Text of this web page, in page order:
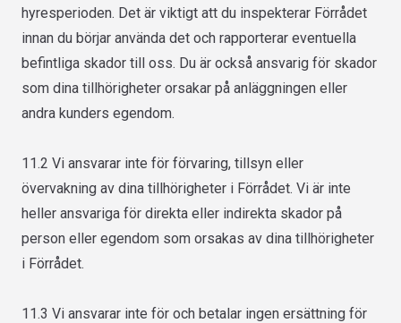
hyresperioden. Det är viktigt att du inspekterar Förrådet
innan du börjar använda det och rapporterar eventuella
befintliga skador till oss. Du är också ansvarig för skador
som dina tillhörigheter orsakar på anläggningen eller
andra kunders egendom.
11.2 Vi ansvarar inte för förvaring, tillsyn eller
övervakning av dina tillhörigheter i Förrådet. Vi är inte
heller ansvariga för direkta eller indirekta skador på
person eller egendom som orsakas av dina tillhörigheter
i Förrådet.
11.3 Vi ansvarar inte för och betalar ingen ersättning för